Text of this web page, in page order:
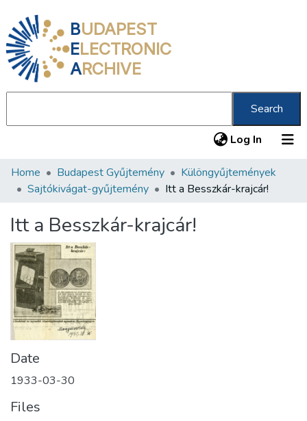
BUDAPEST
ELECTRONIC
ARCHIVE
Search
Log In (current)
Communities & Collections
Statistics
About us
Home Budapest Gyűjtemény
Különgyűjtemények
Sajtókivágat-gyűjtemény
Itt a Besszkár-krajcár!
Itt a Besszkár-krajcár!
Date
1933-03-30
Files